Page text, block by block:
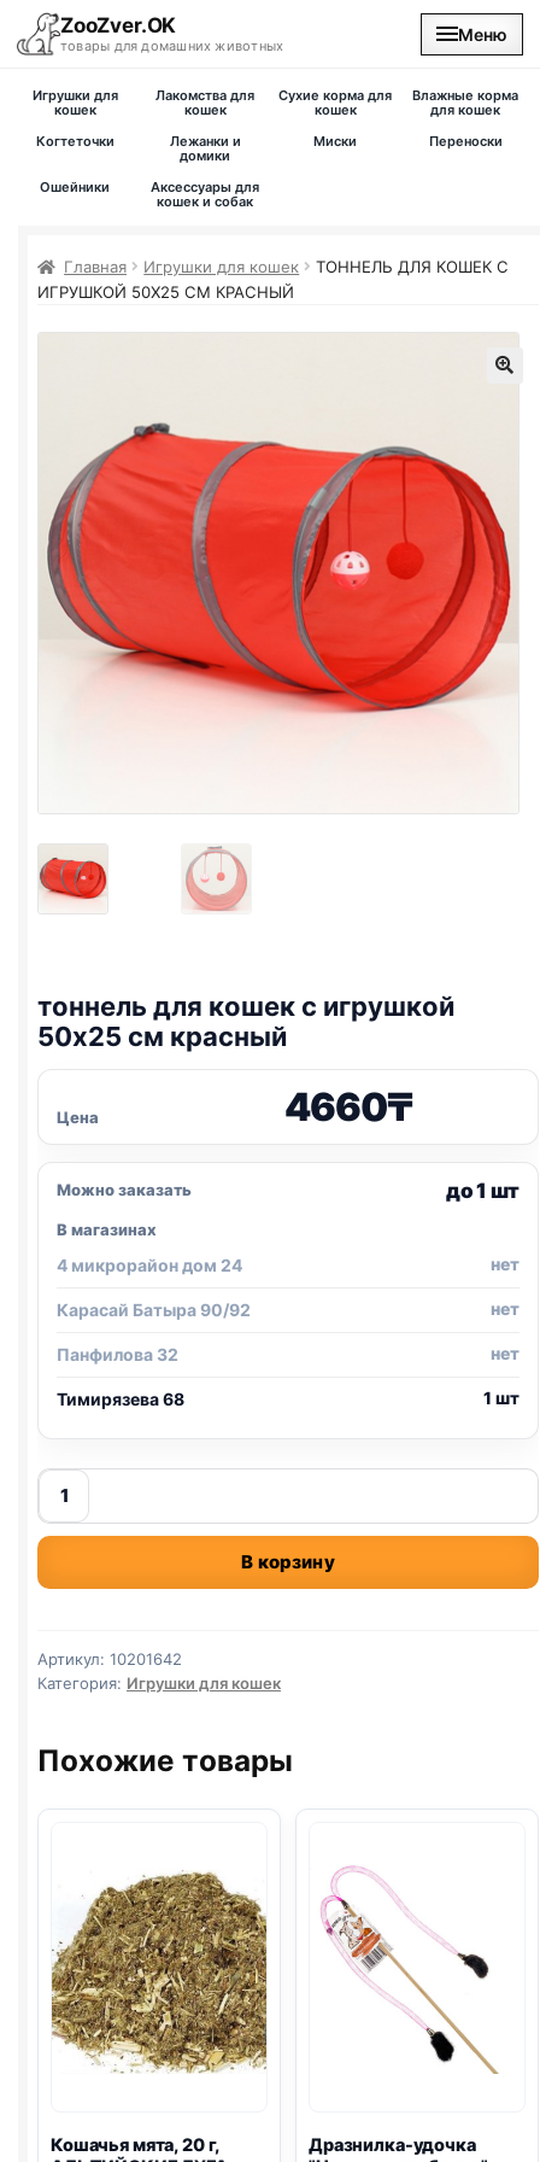
ZooZver.OK
товары для домашних животных
Меню
На главную
Вакансии
Игрушки для
кошек
Лакомства для
кошек
Сухие корма для
кошек
Влажные корма
для кошек
Когтеточки
Лежанки и
домики
Миски Переноски
Ошейники
Аксессуары для
кошек и собак
Главная Игрушки для кошек
ТОННЕЛЬ ДЛЯ КОШЕК С
ИГРУШКОЙ 50Х25 СМ КРАСНЫЙ
тоннель для кошек с игрушкой
50х25 см красный
Цена 4660₸
Можно заказать до 1 шт
В магазинах
4 микрорайон дом 24 нет
Карасай Батыра 90/92 нет
Панфилова 32 нет
Тимирязева 68 1 шт
Количество
товара
тоннель
кошек
игрушкой
50х25
В корзину
Артикул: 10201642
Категория: Игрушки для кошек
Похожие товары
Кошачья мята, 20 г,
Дразнилка-удочка